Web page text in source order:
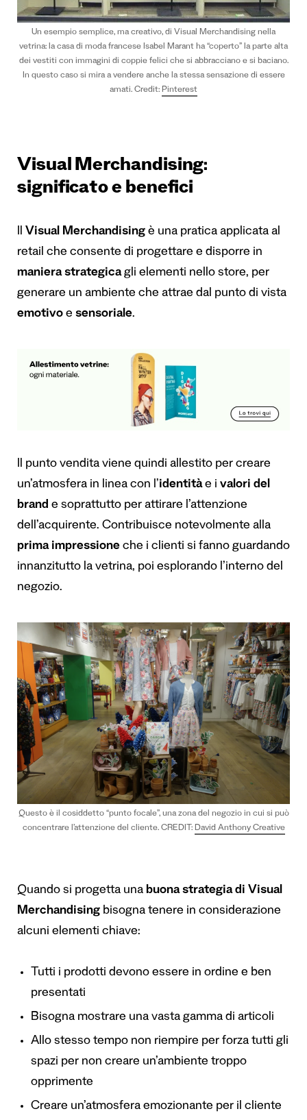
Un esempio semplice, ma creativo, di Visual Merchandising nella
vetrina: la casa di moda francese Isabel Marant ha “coperto” la parte alta
dei vestiti con immagini di coppie felici che si abbracciano e si baciano.
In questo caso si mira a vendere anche la stessa sensazione di essere
amati. Credit: Pinterest
Visual Merchandising:
significato e benefici
Il Visual Merchandising è una pratica applicata al
retail che consente di progettare e disporre in
maniera strategicagli elementi nello store, per
generare un ambiente che attrae dal punto di vista
emotivo e sensoriale.
Il punto vendita viene quindi allestito per creare
un’atmosfera in linea con l’identitàe i valori del
brand e soprattutto per attirare l’attenzione
dell’acquirente. Contribuisce notevolmente alla
prima impressione che i clienti si fanno guardando
innanzitutto la vetrina, poi esplorando l’interno del
negozio.
Questo è il cosiddetto “punto focale”, una zona del negozio in cui si può
concentrare l’attenzione del cliente. CREDIT: David Anthony Creative
Quando si progetta una buona strategia di Visual
Merchandising bisogna tenere in considerazione
alcuni elementi chiave:
Tutti i prodotti devono essere in ordine e ben
presentati
Bisogna mostrare una vasta gamma di articoli
Allo stesso tempo non riempire per forza tutti gli
spazi per non creare un’ambiente troppo
opprimente
Creare un’atmosfera emozionante per il cliente